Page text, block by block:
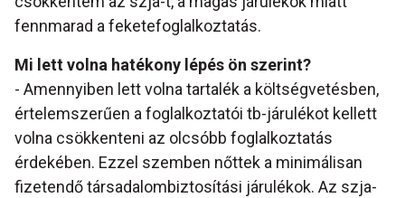
fennmarad a feketefoglalkoztatás.
Mi lett volna hatékony lépés ön szerint?
- Amennyiben lett volna tartalék a költségvetésben,
értelemszerűen a foglalkoztatói tb-járulékot kellett
volna csökkenteni az olcsóbb foglalkoztatás
érdekében. Ezzel szemben nőttek a minimálisan
fizetendő társadalombiztosítási járulékok. Az szja-